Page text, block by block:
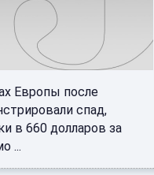
Европы после
спад,
в 660 долларов за
...